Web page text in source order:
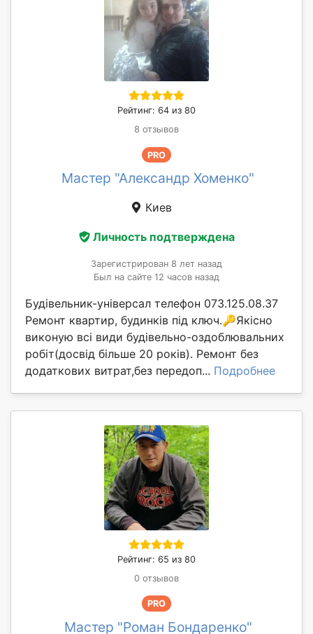
Рейтинг: 64 из 80
8 отзывов
PRO
Мастер "Александр Хоменко"
Киев
Личность подтверждена
Зарегистрирован 8 лет назад
Был на сайте 12 часов назад
Будівельник-універсал телефон 073.125.08.37
Ремонт квартир, будинків під ключ.🔑Якісно
виконую всі види будівельно-оздоблювальних
робіт(досвід більше 20 років). Ремонт без
додаткових витрат,без передоп... Подробнее
Рейтинг: 65 из 80
0 отзывов
PRO
Мастер "Роман Бондаренко"